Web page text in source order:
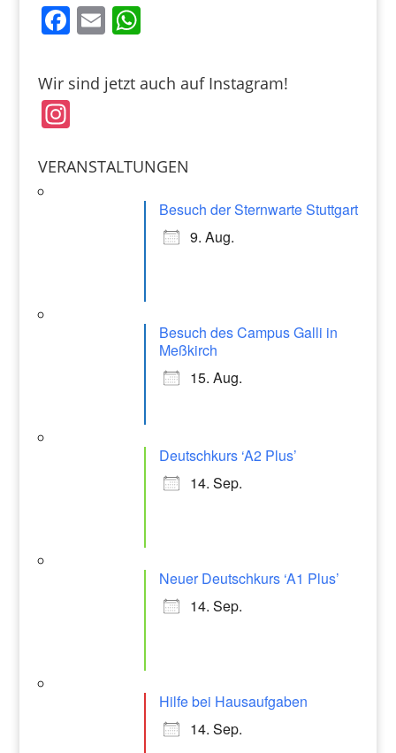
F
c
e
b
o
E
ai
l
W
at
p
Wir sind jetzt auch auf Instagram!
In
a
VERANSTALTUNGEN
Besuch der Sternwarte Stuttgart
9. Aug.
Besuch des Campus Galli in
Meßkirch
15. Aug.
Deutschkurs ‘A2 Plus’
14. Sep.
Neuer Deutschkurs ‘A1 Plus’
14. Sep.
Hilfe bei Hausaufgaben
14. Sep.